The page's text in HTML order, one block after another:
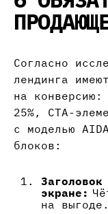
Согласно
лендинга
на
25%, CTA-
с моделью
блоков:
экране:
на выгоде.